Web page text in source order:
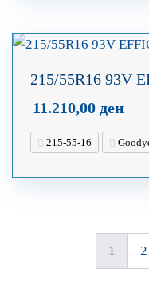
215/55R16 93V
11.210,00 ден
215-55-16
1 2